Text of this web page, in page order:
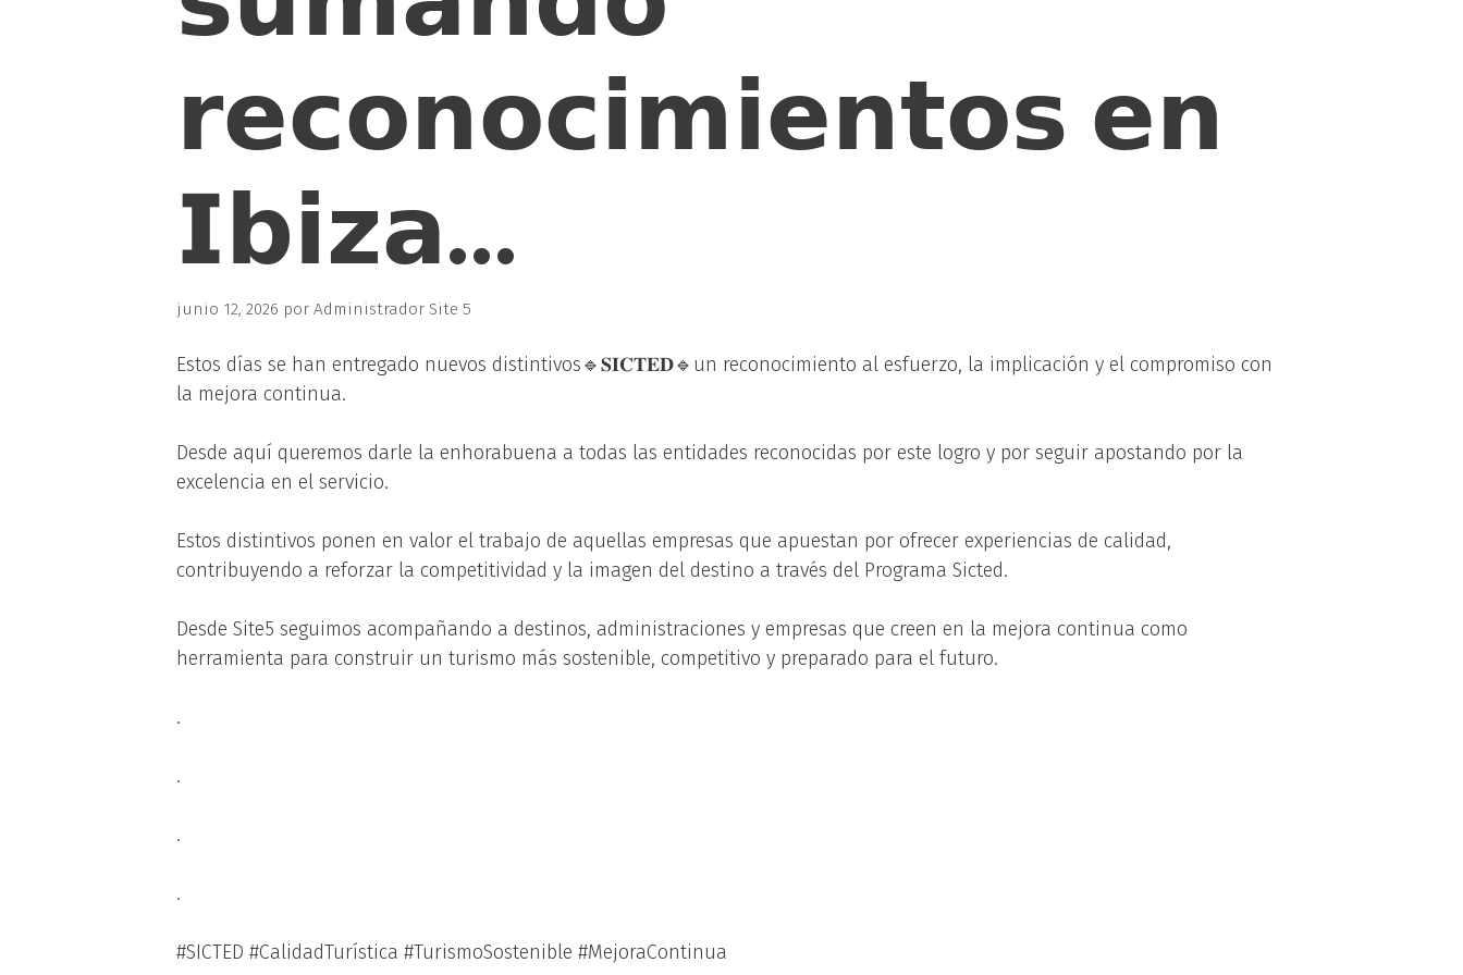
𝗿𝗲𝗰𝗼𝗻𝗼𝗰𝗶𝗺𝗶𝗲𝗻𝘁𝗼𝘀 𝗲𝗻
𝗜𝗯𝗶𝘇𝗮…
junio 12, 2026 por Administrador Site 5
Estos días se han entregado nuevos distintivos🔹𝐒𝐈𝐂𝐓𝐄𝐃🔹un reconocimiento al esfuerzo, la implicación y el compromiso con
la mejora continua.
Desde aquí queremos darle la enhorabuena a todas las entidades reconocidas por este logro y por seguir apostando por la
excelencia en el servicio.
Estos distintivos ponen en valor el trabajo de aquellas empresas que apuestan por ofrecer experiencias de calidad,
contribuyendo a reforzar la competitividad y la imagen del destino a través del Programa Sicted.
Desde Site5 seguimos acompañando a destinos, administraciones y empresas que creen en la mejora continua como
herramienta para construir un turismo más sostenible, competitivo y preparado para el futuro.
.
.
.
.
#SICTED #CalidadTurística #TurismoSostenible #MejoraContinua